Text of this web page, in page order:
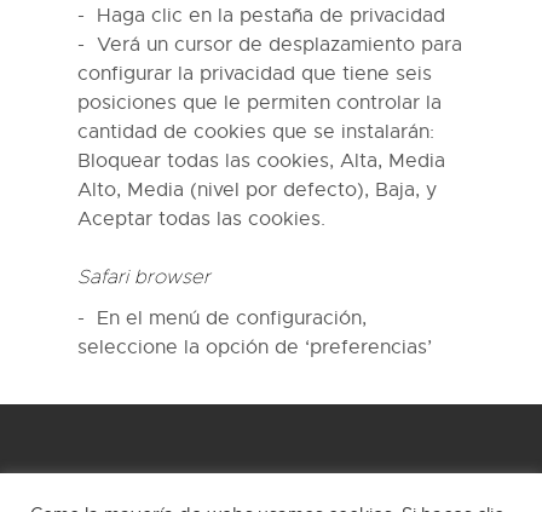
Haga clic en la pestaña de privacidad
Verá un cursor de desplazamiento para
configurar la privacidad que tiene seis
posiciones que le permiten controlar la
cantidad de cookies que se instalarán:
Bloquear todas las cookies, Alta, Media
Alto, Media (nivel por defecto), Baja, y
Aceptar todas las cookies.
Safari browser
En el menú de configuración,
seleccione la opción de ‘preferencias’